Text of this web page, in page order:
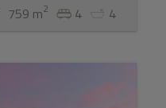
759 m2 4 4